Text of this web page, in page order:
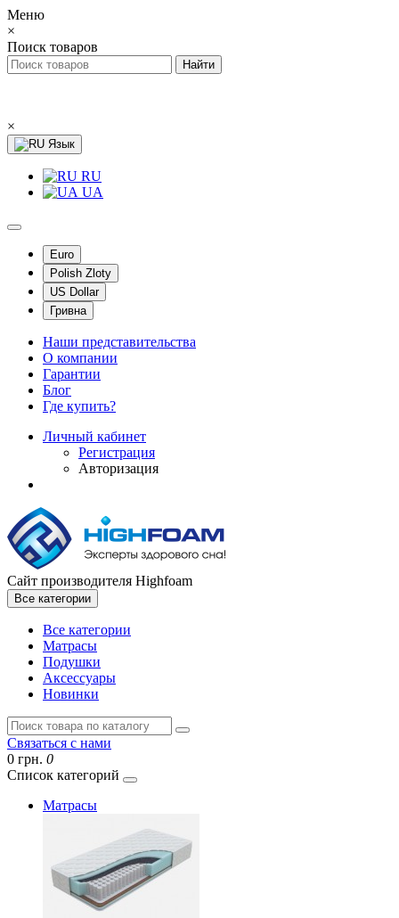
Меню
×
Поиск товаров
×
Язык
RU
UA
Euro
Polish Zloty
US Dollar
Гривна
Наши представительства
О компании
Гарантии
Блог
Где купить?
Личный кабинет
Регистрация
Авторизация
Сайт производителя Highfoam
Все категории
Все категории
Матрасы
Подушки
Аксессуары
Новинки
Связаться с нами
0 грн. 0
Список категорий
Матрасы